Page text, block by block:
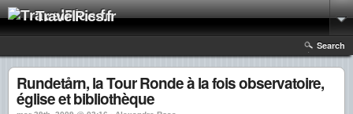
TravelPics.fr
Search
Rundetårn, la Tour Ronde à la fois observatoire,
église et bibliothèque